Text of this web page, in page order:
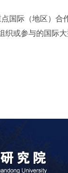
国际（地区）合
织或参与的国际